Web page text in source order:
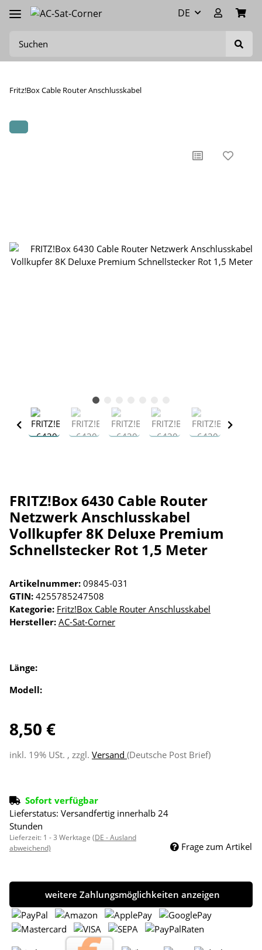
DE
Fritz!Box Cable Router Anschlusskabel
FRITZ!Box 6430 Cable Router
Netzwerk Anschlusskabel
Vollkupfer 8K Deluxe Premium
Schnellstecker Rot 1,5 Meter
Artikelnummer: 09845-031
GTIN: 4255785247508
Kategorie: Fritz!Box Cable Router Anschlusskabel
Hersteller: AC-Sat-Corner
Länge:
Modell:
8,50 €
inkl. 19% USt. , zzgl. Versand (Deutsche Post Brief)
Sofort verfügbar
Lieferstatus: Versandfertig innerhalb 24
Stunden
Lieferzeit: 1 - 3 Werktage (DE - Ausland
abweichend)
Frage zum Artikel
weitere Zahlungsmöglichkeiten anzeigen